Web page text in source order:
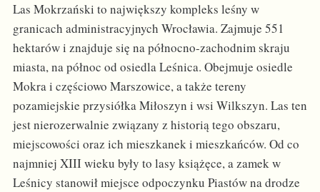
Las Mokrzański to największy kompleks leśny w
granicach administracyjnych Wrocławia. Zajmuje 551
hektarów i znajduje się na północno-zachodnim skraju
miasta, na północ od osiedla Leśnica. Obejmuje osiedle
Mokra i częściowo Marszowice, a także tereny
pozamiejskie przysiółka Miłoszyn i wsi Wilkszyn. Las ten
jest nierozerwalnie związany z historią tego obszaru,
miejscowości oraz ich mieszkanek i mieszkańców. Od co
najmniej XIII wieku były to lasy książęce, a zamek w
Leśnicy stanowił miejsce odpoczynku Piastów na drodze